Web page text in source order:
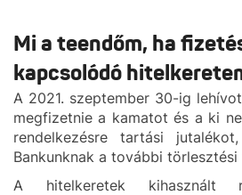
Mi a teendőm, ha
kapcsolódó
A 2021. szeptember 30-ig
megfizetnie a kamatot és a ki
rendelkezésre tartási
Bankunknak a további törlesztési
A hitelkeretek kihasznált